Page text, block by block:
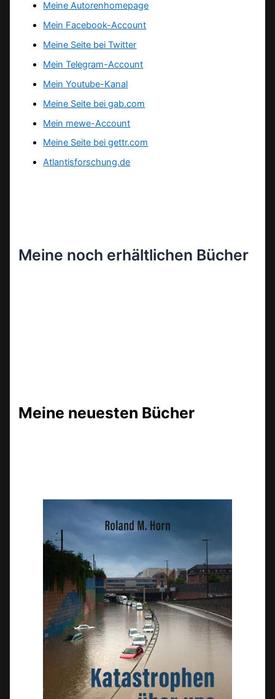
Meine Autorenhomepage
Mein Facebook-Account
Meine Seite bei Twitter
Mein Telegram-Account
Mein Youtube-Kanal
Meine Seite bei gab.com
Mein mewe-Account
Meine Seite bei gettr.com
Atlantisforschung.de
Meine noch erhältlichen Bücher
Meine neuesten Bücher